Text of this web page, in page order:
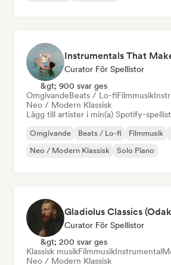
Curator För Spellistor
&gt; 900 svar ges
OmgivandeBeats / Lo-fiFilmmusik
Neo / Modern Klassisk
Lägg till artister i min(a) Spotify-
Omgivande Beats / Lo-fi Filmmusik
Neo / Modern Klassisk
Solo Piano
Curator För Spellistor
&gt; 200 svar ges
Klassisk musikFilmmusikInstrumental
Neo / Modern Klassisk